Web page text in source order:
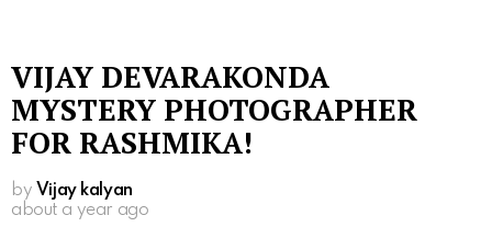
VIJAY DEVARAKONDA
MYSTERY PHOTOGRAPHER
FOR RASHMIKA!
by Vijay kalyan
about a year ago